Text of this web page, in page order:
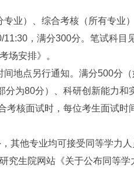
）、综合考核（所有专业）
，满分300分。笔试科目
场安排》。
点另行通知。满分500分
为80分）、科研创新能力
考核面试时，每位考生面试
他专业均可接受同等学力
究生院网站《关于公布同等